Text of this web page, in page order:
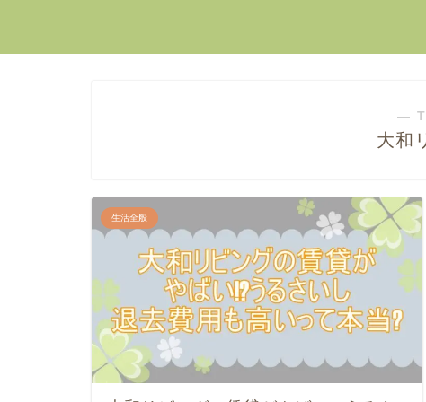
―
大和
生活全般